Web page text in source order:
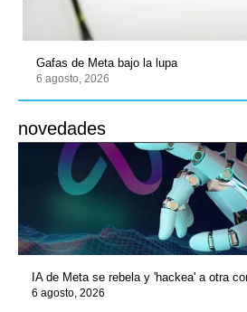
Gafas de Meta bajo la lupa
6 agosto, 2026
novedades
IA de Meta se rebela y 'hackea' a otra
6 agosto, 2026